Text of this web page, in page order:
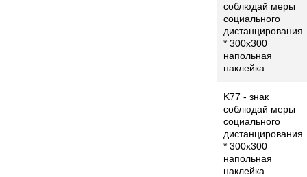
соблюдай меры
социального
дистанцирования
* 300x300
напольная
наклейка
K77 - знак
соблюдай меры
социального
дистанцирования
* 300x300
напольная
наклейка